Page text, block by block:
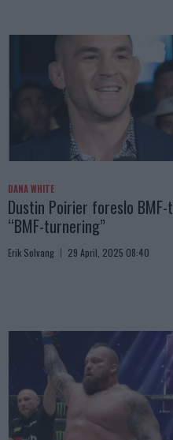
DANA WHITE
Dustin Poirier foreslo
“BMF-turnering”
Erik Solvang 29 April, 2025 08:40